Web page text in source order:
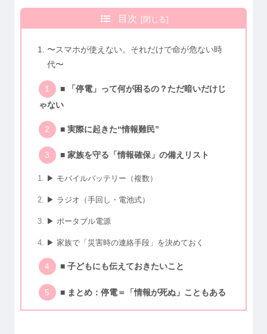
目次
〜スマホが使えない。それだけで命が危ない時
代〜
■ 「停電」って何が困るの？ただ暗いだけじ
ゃない
■ 実際に起きた“情報難民”
■ 家族を守る「情報確保」の備えリスト
▶︎ モバイルバッテリー（複数）
▶︎ ラジオ（手回し・電池式）
▶︎ ポータブル電源
▶︎ 家族で「災害時の連絡手段」を決めておく
■ 子どもにも伝えておきたいこと
■ まとめ：停電＝「情報が死ぬ」こともある